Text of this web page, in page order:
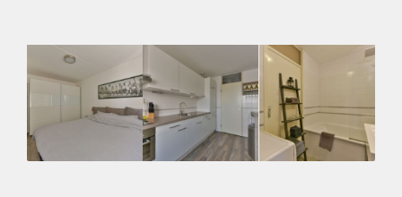
Huurtoeslag
Niet mogelijk
Inkomen eis
Huurtermijn
Onbepaalde termijn